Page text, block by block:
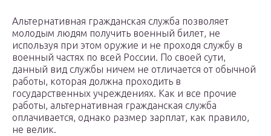
Альтернативная гражданская служба позволяет
молодым людям получить военный билет, не
используя при этом оружие и не проходя службу в
военный частях по всей России. По своей сути,
данный вид службы ничем не отличается от обычной
работы, которая должна проходить в
государственных учреждениях. Как и все прочие
работы, альтернативная гражданская служба
оплачивается, однако размер зарплат, как правило,
не велик.